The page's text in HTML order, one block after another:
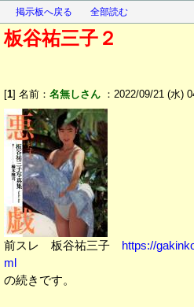
掲示板へ戻る 全部読む
板谷祐三子２
[1] 名前： 名無しさん ：2022/09/21 (水)
前スレ 板谷祐三子 https://
ml
の続きです。